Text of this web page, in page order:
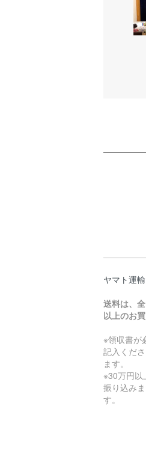
ヤマト運
送料は、
以上のお
※領収書が
記入くだ
ます。
※30万円以
振り込み
す。